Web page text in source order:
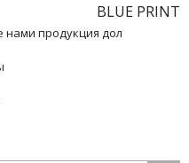
BLUE PRINT
продукция дол